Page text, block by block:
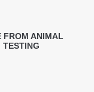
FROM ANIMAL
TESTING